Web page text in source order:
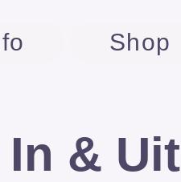
& Uit
Shop